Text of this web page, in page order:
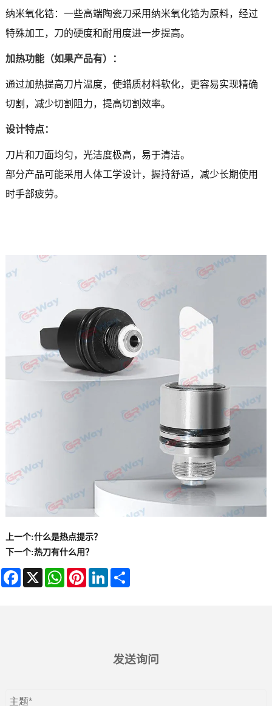
纳米氧化锆：一些高端陶瓷刀采用纳米氧化锆为原料，经过
特殊加工，刀的硬度和耐用度进一步提高。
加热功能（如果产品有）：
通过加热提高刀片温度，使蜡质材料软化，更容易实现精确
切割，减少切割阻力，提高切割效率。
设计特点：
刀片和刀面均匀，光洁度极高，易于清洁。
部分产品可能采用人体工学设计，握持舒适，减少长期使用
时手部疲劳。
上一个:什么是热点提示？
下一个:热刀有什么用？
Facebook
X WhatsAppPinterestLinkedIn
发送询问